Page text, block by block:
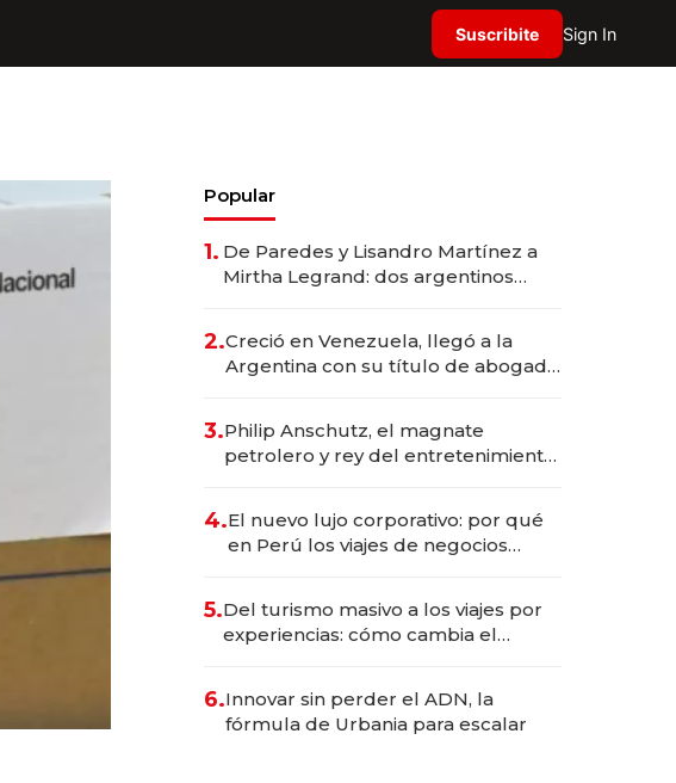
Suscribite Sign In
Popular
1. De Paredes y Lisandro Martínez a
Mirtha Legrand: dos argentinos
2.Creció en Venezuela, llegó a la
Argentina con su título de abogado
marcas "fast premium"
3.Philip Anschutz, el magnate
petrolero y rey del entretenimiento
4.El nuevo lujo corporativo: por qué
en Perú los viajes de negocios
transformadoras
5.Del turismo masivo a los viajes por
experiencias: cómo cambia el
6.Innovar sin perder el ADN, la
fórmula de Urbania para escalar